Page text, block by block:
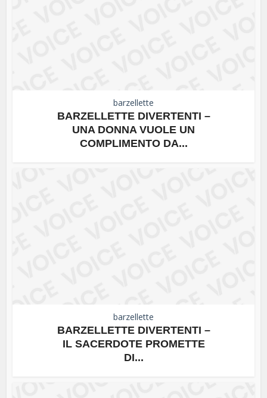
barzellette
BARZELLETTE DIVERTENTI –
UNA DONNA VUOLE UN
COMPLIMENTO DA...
barzellette
BARZELLETTE DIVERTENTI –
IL SACERDOTE PROMETTE
DI...